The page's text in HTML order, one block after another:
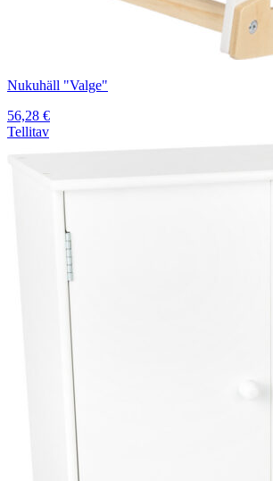
Nukuhäll "Valge"
56,28 €
Tellitav